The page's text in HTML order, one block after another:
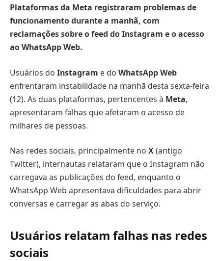
Plataformas da Meta registraram problemas de
funcionamento durante a manhã, com
reclamações sobre o feed do Instagram e o acesso
ao WhatsApp Web.
Usuários do Instagram e do WhatsApp Web
enfrentaram instabilidade na manhã desta sexta-feira
(12). As duas plataformas, pertencentes à Meta,
apresentaram falhas que afetaram o acesso de
milhares de pessoas.
Nas redes sociais, principalmente no X(antigo
Twitter), internautas relataram que o Instagram não
carregava as publicações do feed, enquanto o
WhatsApp Web apresentava dificuldades para abrir
conversas e carregar as abas do serviço.
Usuários relatam falhas nas redes
sociais